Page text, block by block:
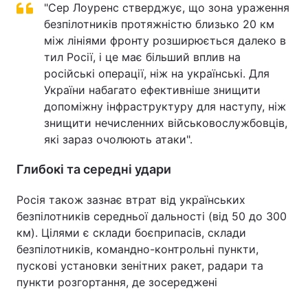
"Сер Лоуренс стверджує, що зона ураження
безпілотників протяжністю близько 20 км
між лініями фронту розширюється далеко в
тил Росії, і це має більший вплив на
російські операції, ніж на українські. Для
України набагато ефективніше знищити
допоміжну інфраструктуру для наступу, ніж
знищити нечисленних військовослужбовців,
які зараз очолюють атаки".
Глибокі та середні удари
Росія також зазнає втрат від українських
безпілотників середньої дальності (від 50 до 300
км). Цілями є склади боєприпасів, склади
безпілотників, командно-контрольні пункти,
пускові установки зенітних ракет, радари та
пункти розгортання, де зосереджені